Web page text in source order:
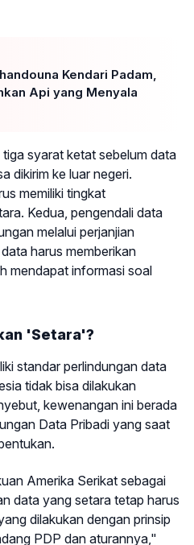
Kendari Padam,
Api yang Menyala
syarat ketat sebelum data
dikirim ke luar negeri.
memiliki tingkat
Kedua, pengendali data
melalui perjanjian
harus memberikan
mendapat informasi soal
'Setara'?
standar perlindungan data
tidak bisa dilakukan
kewenangan ini berada
Data Pribadi yang saat
Amerika Serikat sebagai
data yang setara tetap harus
dilakukan dengan prinsip
PDP dan aturannya,"